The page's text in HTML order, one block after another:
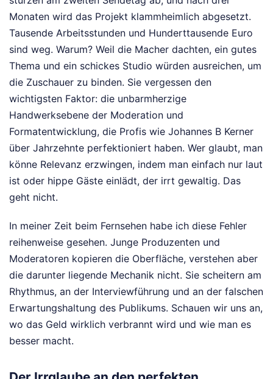
Monaten wird das Projekt klammheimlich abgesetzt.
Tausende Arbeitsstunden und Hunderttausende Euro
sind weg. Warum? Weil die Macher dachten, ein gutes
Thema und ein schickes Studio würden ausreichen, um
die Zuschauer zu binden. Sie vergessen den
wichtigsten Faktor: die unbarmherzige
Handwerksebene der Moderation und
Formatentwicklung, die Profis wie Johannes B Kerner
über Jahrzehnte perfektioniert haben. Wer glaubt, man
könne Relevanz erzwingen, indem man einfach nur laut
ist oder hippe Gäste einlädt, der irrt gewaltig. Das
geht nicht.
In meiner Zeit beim Fernsehen habe ich diese Fehler
reihenweise gesehen. Junge Produzenten und
Moderatoren kopieren die Oberfläche, verstehen aber
die darunter liegende Mechanik nicht. Sie scheitern am
Rhythmus, an der Interviewführung und an der falschen
Erwartungshaltung des Publikums. Schauen wir uns an,
wo das Geld wirklich verbrannt wird und wie man es
besser macht.